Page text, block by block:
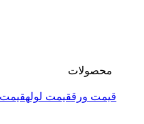
محصولات
قیمت ورققیمت لولهقیمت